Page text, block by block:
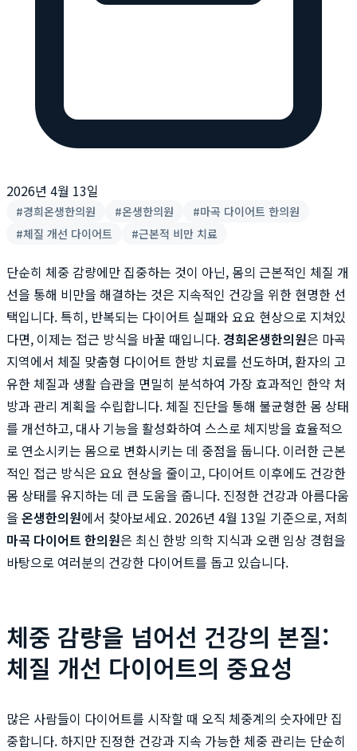
2026년 4월 13일
#경희온생한의원 #온생한의원 #마곡 다이어트 한의원
#체질 개선 다이어트 #근본적 비만 치료
단순히 체중 감량에만 집중하는 것이 아닌, 몸의 근본적인 체질 개
선을 통해 비만을 해결하는 것은 지속적인 건강을 위한 현명한 선
택입니다. 특히, 반복되는 다이어트 실패와 요요 현상으로 지쳐있
다면, 이제는 접근 방식을 바꿀 때입니다. 경희온생한의원은 마곡
지역에서 체질 맞춤형 다이어트 한방 치료를 선도하며, 환자의 고
유한 체질과 생활 습관을 면밀히 분석하여 가장 효과적인 한약 처
방과 관리 계획을 수립합니다. 체질 진단을 통해 불균형한 몸 상태
를 개선하고, 대사 기능을 활성화하여 스스로 체지방을 효율적으
로 연소시키는 몸으로 변화시키는 데 중점을 둡니다. 이러한 근본
적인 접근 방식은 요요 현상을 줄이고, 다이어트 이후에도 건강한
몸 상태를 유지하는 데 큰 도움을 줍니다. 진정한 건강과 아름다움
을 온생한의원에서 찾아보세요. 2026년 4월 13일 기준으로, 저희
마곡 다이어트 한의원은 최신 한방 의학 지식과 오랜 임상 경험을
바탕으로 여러분의 건강한 다이어트를 돕고 있습니다.
체중 감량을 넘어선 건강의 본질:
체질 개선 다이어트의 중요성
많은 사람들이 다이어트를 시작할 때 오직 체중계의 숫자에만 집
중합니다. 하지만 진정한 건강과 지속 가능한 체중 관리는 단순히